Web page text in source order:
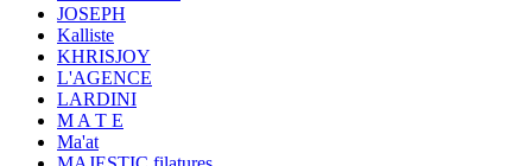
JOSEPH
Kalliste
KHRISJOY
L'AGENCE
LARDINI
M A T E
Ma'at